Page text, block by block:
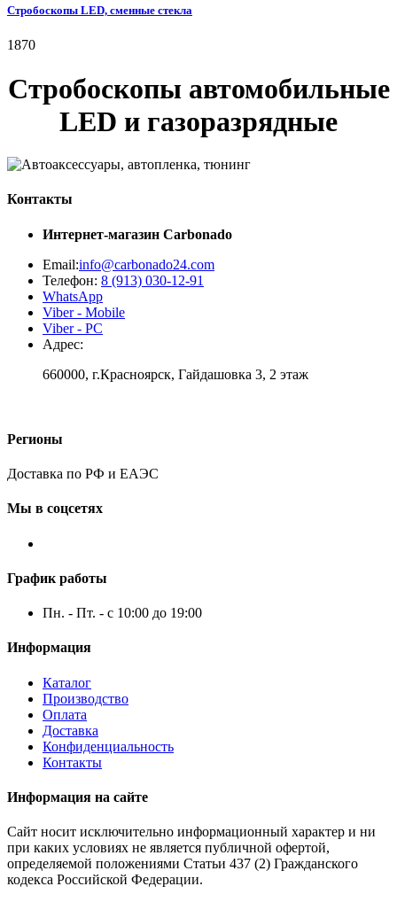
Стробоскопы LED, сменные стекла
1870
Стробоскопы автомобильные
LED и газоразрядные
Контакты
Интернет-магазин Carbonado
Email:info@carbonado24.com
Телефон: 8 (913) 030-12-91
WhatsApp
Viber - Mobile
Viber - PC
Адрес:
660000, г.Красноярск, Гайдашовка 3, 2 этаж
Регионы
Доставка по РФ и ЕАЭС
Мы в соцсетях
График работы
Пн. - Пт. - с 10:00 до 19:00
Информация
Каталог
Производство
Оплата
Доставка
Конфиденциальность
Контакты
Информация на сайте
Сайт носит исключительно информационный характер и ни
при каких условиях не является публичной офертой,
определяемой положениями Статьи 437 (2) Гражданского
кодекса Российской Федерации.